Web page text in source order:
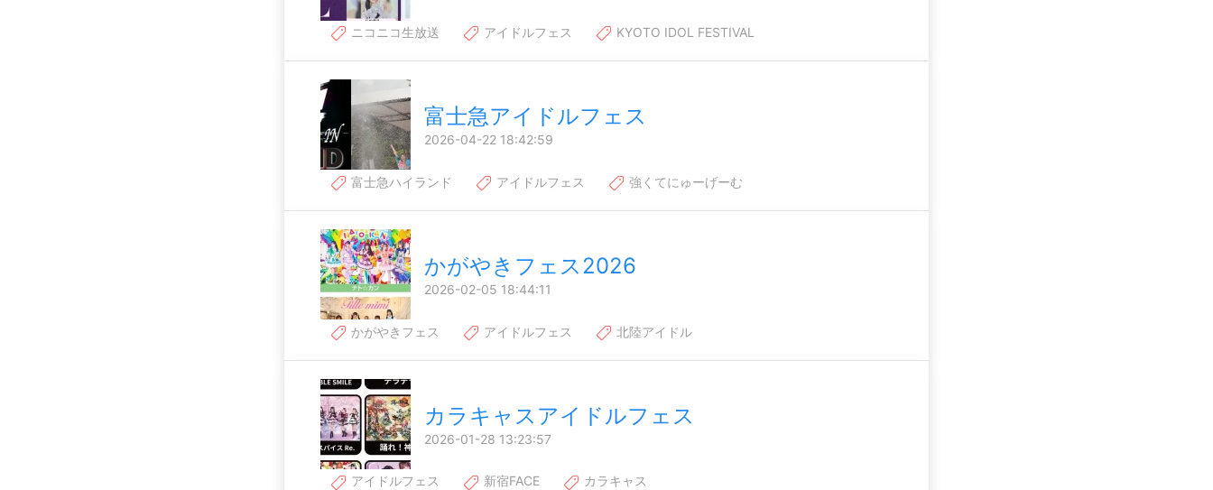
ニコニコ生放送 アイドルフェス KYOTO IDOL FESTIVAL
富士急アイドルフェス
2026-04-22 18:42:59
富士急ハイランド アイドルフェス 強くてにゅーげーむ
かがやきフェス2026
2026-02-05 18:44:11
かがやきフェス アイドルフェス 北陸アイドル
カラキャスアイドルフェス
2026-01-28 13:23:57
アイドルフェス 新宿FACE カラキャス